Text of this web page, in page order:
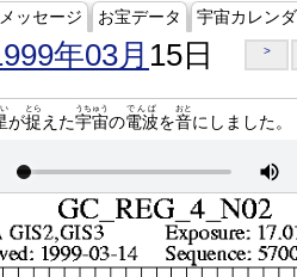
ッセージ お宝データ 宇宙カレン
年03月 15日 >
が捉
とら
えた宇宙
うちゅう
の電波
でんぱ
を音
おと
にしました。